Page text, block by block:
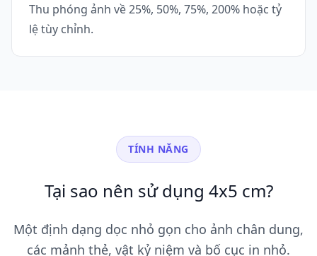
Thu phóng ảnh về 25%, 50%, 75%, 200% hoặc tỷ
lệ tùy chỉnh.
TÍNH NĂNG
Tại sao nên sử dụng 4x5 cm?
Một định dạng dọc nhỏ gọn cho ảnh chân dung,
các mảnh thẻ, vật kỷ niệm và bố cục in nhỏ.